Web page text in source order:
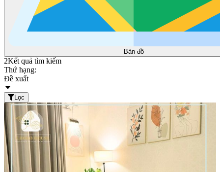
Bản đồ
2Kết quả tìm kiếm
Thứ hạng:
Đề xuất
Lọc